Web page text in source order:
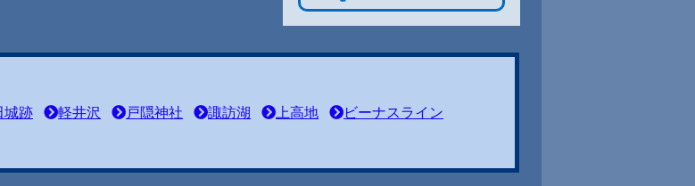
城跡 軽井沢 戸隠神社 諏訪湖 上高地
ビーナスライン